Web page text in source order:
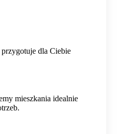
dla Ciebie
mieszkania idealnie